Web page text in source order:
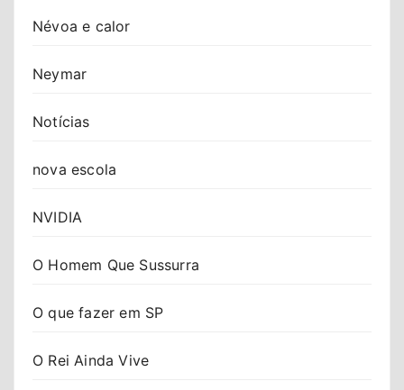
Névoa e calor
Neymar
Notícias
nova escola
NVIDIA
O Homem Que Sussurra
O que fazer em SP
O Rei Ainda Vive